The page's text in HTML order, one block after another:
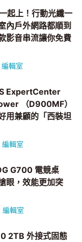
起上！行動光纖一
內戶外網路都順到
影音串流讓你免費
編輯室
ExpertCenter
（D900MF）
用兼顧的「西裝坦
編輯室
G700 電競桌
眼，效能更加突
編輯室
2TB 外接式固態